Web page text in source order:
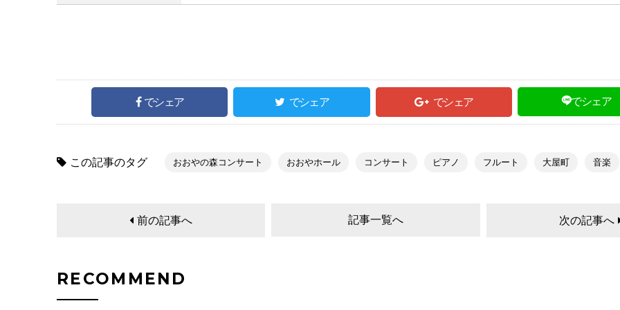
でシェア でシェア でシェア でシェア
この記事のタグ おおやの森コンサート おおやホール コンサート ピアノ フルート 大屋町 音楽
前の記事へ 記事一覧へ 次の記事へ
RECOMMEND